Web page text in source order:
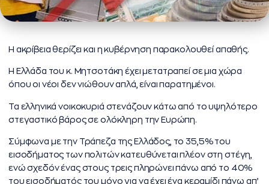
Η ακρίβεια θερίζει και η κυβέρνηση παρακολουθεί απαθής.
Η Ελλάδα του κ. Μητσοτάκη έχει μετατραπεί σε μια χώρα
όπου οι νέοι δεν νιώθουν απλά, είναι παρατημένοι.
Τα ελληνικά νοικοκυριά στενάζουν κάτω από το υψηλότερο
στεγαστικό βάρος σε ολόκληρη την Ευρώπη.
Σύμφωνα με την Τράπεζα της Ελλάδος, το 35,5% του
εισοδήματος των πολιτών κατευθύνεται πλέον στη στέγη,
ενώ σχεδόν ένας στους τρεις πληρώνει πάνω από το 40%
του εισοδήματός του μόνο για να έχει ένα κεραμίδι πάνω απ’